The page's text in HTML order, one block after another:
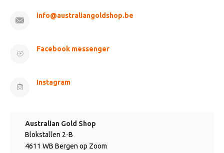
info@australiangoldshop.be
Facebook messenger
Instagram
Australian Gold Shop
Blokstallen 2-B
4611 WB Bergen op Zoom